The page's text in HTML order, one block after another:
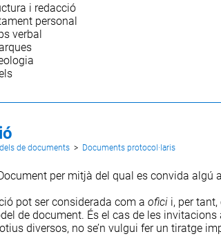
i redacció
personal
verbal
de documents > Documents protocol·laris
per mitjà del qual es convida algú
pot ser considerada com a oficii, per tant,
de document. És el cas de les
diversos, no se’n vulgui fer un tiratge